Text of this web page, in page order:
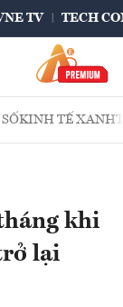
TV TECH
KINH TẾ XANH
khi
lại